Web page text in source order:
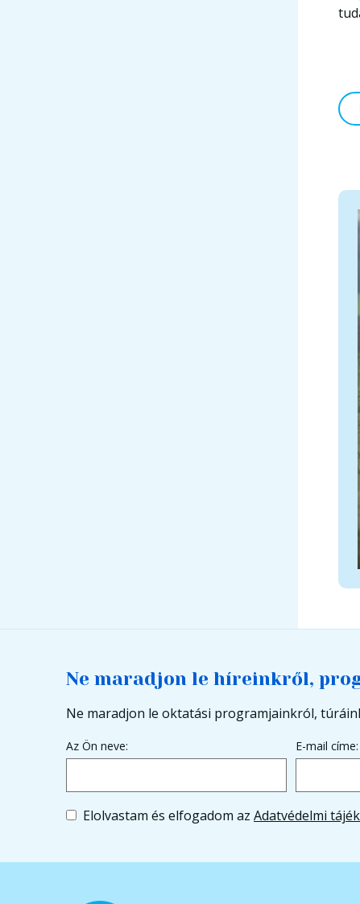
Ne maradjon le híreinkről,
Ne maradjon le oktatási programjainkról,
Az Ön neve: E-mail címe:
Elolvastam és elfogadom az Adatvédelmi